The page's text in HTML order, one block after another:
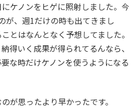
ケノンをヒゲに照射しました。今
が、週1だけの時も出てきまし
とはなんとなく予想してました。
得いく成果が得られてるんなら、
な時だけケノンを使うようになる
が思ったより早かったです。